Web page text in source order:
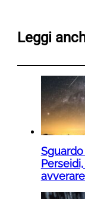
Leggi